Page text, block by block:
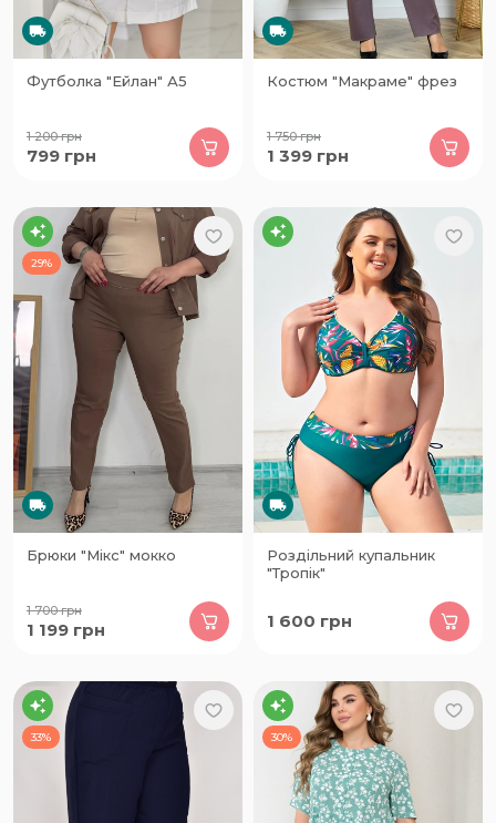
Футболка "Ейлан" А5
1 200грн
799 грн
Костюм "Макраме" фрез
1 750грн
1 399 грн
29%
Брюки "Мікс" мокко
1 700грн
1 199 грн
Роздільний купальник
"Тропік"
1 600 грн
33% 30%